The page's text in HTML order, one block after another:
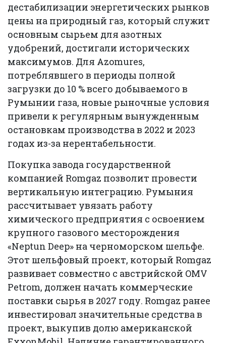
дестабилизации энергетических рынков
цены на природный газ, который служит
основным сырьем для азотных
удобрений, достигали исторических
максимумов. Для Azomures,
потреблявшего в периоды полной
загрузки до 10 % всего добываемого в
Румынии газа, новые рыночные условия
привели к регулярным вынужденным
остановкам производства в 2022 и 2023
годах из-за нерентабельности.
Покупка завода государственной
компанией Romgaz позволит провести
вертикальную интеграцию. Румыния
рассчитывает увязать работу
химического предприятия с освоением
крупного газового месторождения
«Neptun Deep» на черноморском шельфе.
Этот шельфовый проект, который Romgaz
развивает совместно с австрийской OMV
Petrom, должен начать коммерческие
поставки сырья в 2027 году. Romgaz ранее
инвестировал значительные средства в
проект, выкупив долю американской